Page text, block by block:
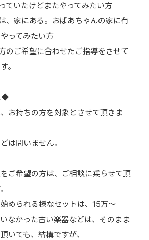
ていたけどまたやってみたい方
、家にある。おばあちゃんの家に有
ってみたい方
のご希望に合わせたご指導をさせて
。
◆
お持ちの方を対象とさせて頂きま
は問いません。
ご希望の方は、ご相談に乗らせて頂
められる様なセットは、15万〜
なかった古い楽器などは、そのまま
いても、結構ですが、